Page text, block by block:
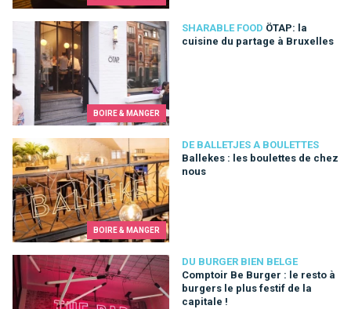
BOIRE & MANGER
SHARABLE FOOD ÖTAP: la
cuisine du partage à Bruxelles
ÖTAP: la cuisine du partage à Bruxelles
BOIRE & MANGER
DE BALLETJES A BOULETTES
Ballekes : les boulettes de chez
nous
Ballekes : les boulettes de chez nous
DU BURGER BIEN BELGE
Comptoir Be Burger : le resto à
burgers le plus festif de la
capitale !
Comptoir Be Burger : le resto à burgers le plus festif de la